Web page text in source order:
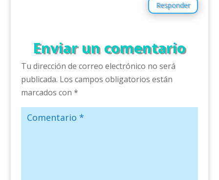
Responder
Enviar un comentario
Tu dirección de correo electrónico no será
publicada. Los campos obligatorios están
marcados con *